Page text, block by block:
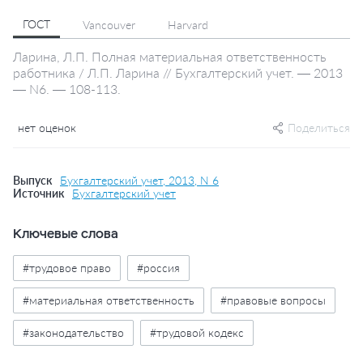
ГОСТ Vancouver Harvard
Ларина, Л.П. Полная материальная ответственность
работника / Л.П. Ларина // Бухгалтерский учет. — 2013
— N6. — 108-113.
нет оценок Поделиться
Выпуск
Бухгалтерский учет, 2013, N 6
Источник
Бухгалтерский учет
Ключевые слова
#трудовое право #россия
#материальная ответственность #правовые вопросы
#законодательство #трудовой кодекс